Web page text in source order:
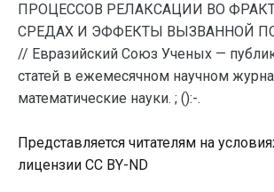
ПРОЦЕССОВ РЕЛАКСАЦИИ ВО
СРЕДАХ И ЭФФЕКТЫ ВЫЗВАННОЙ
// Евразийский Союз Ученых —
статей в ежемесячном научном
математические науки. ; ():-.
Представляется читателям на
лицензии CC BY-ND